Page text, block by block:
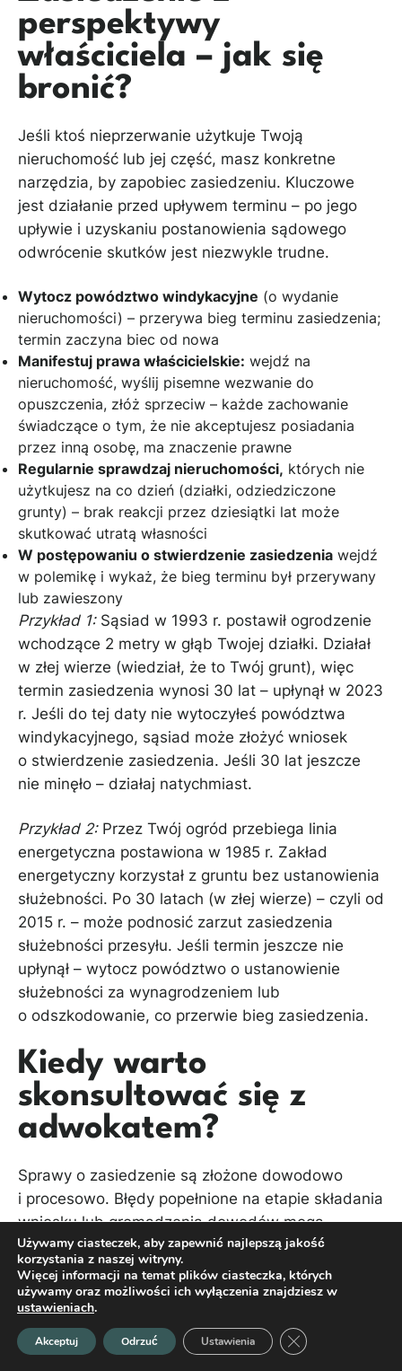
perspektywy
właściciela – jak się
bronić?
Jeśli ktoś nieprzerwanie użytkuje Twoją
nieruchomość lub jej część, masz konkretne
narzędzia, by zapobiec zasiedzeniu. Kluczowe
jest działanie przed upływem terminu – po jego
upływie i uzyskaniu postanowienia sądowego
odwrócenie skutków jest niezwykle trudne.
Wytocz powództwo windykacyjne (o wydanie
nieruchomości) – przerywa bieg terminu zasiedzenia;
termin zaczyna biec od nowa
Manifestuj prawa właścicielskie: wejdź na
nieruchomość, wyślij pisemne wezwanie do
opuszczenia, złóż sprzeciw – każde zachowanie
świadczące o tym, że nie akceptujesz posiadania
przez inną osobę, ma znaczenie prawne
Regularnie sprawdzaj nieruchomości, których nie
użytkujesz na co dzień (działki, odziedziczone
grunty) – brak reakcji przez dziesiątki lat może
skutkować utratą własności
W postępowaniu o stwierdzenie zasiedzenia wejdź
w polemikę i wykaż, że bieg terminu był przerywany
lub zawieszony
Przykład 1:Sąsiad w 1993 r. postawił ogrodzenie
wchodzące 2 metry w głąb Twojej działki. Działał
w złej wierze (wiedział, że to Twój grunt), więc
termin zasiedzenia wynosi 30 lat – upłynął w 2023
r. Jeśli do tej daty nie wytoczyłeś powództwa
windykacyjnego, sąsiad może złożyć wniosek
o stwierdzenie zasiedzenia. Jeśli 30 lat jeszcze
nie minęło – działaj natychmiast.
Przykład 2:Przez Twój ogród przebiega linia
energetyczna postawiona w 1985 r. Zakład
energetyczny korzystał z gruntu bez ustanowienia
służebności. Po 30 latach (w złej wierze) – czyli od
2015 r. – może podnosić zarzut zasiedzenia
służebności przesyłu. Jeśli termin jeszcze nie
upłynął – wytocz powództwo o ustanowienie
służebności za wynagrodzeniem lub
o odszkodowanie, co przerwie bieg zasiedzenia.
Kiedy warto
skonsultować się z
adwokatem?
Sprawy o zasiedzenie są złożone dowodowo
i procesowo. Błędy popełnione na etapie składania
wniosku lub gromadzenia dowodów mogą
skutkować oddaleniem wniosku, mimo
faktycznego spełnienia przesłanek. Szczególnie
warto zasięgnąć porady prawnej, gdy:
Nie wiesz, czy posiadujesz nieruchomość samoistnie
w rozumieniu Kodeksu cywilnego (np. masz umowę
Używamy ciasteczek, aby zapewnić najlepszą jakość
korzystania z naszej witryny.
Więcej informacji na temat plików ciasteczka, których
używamy oraz możliwości ich wyłączenia znajdziesz w
ustawieniach.
Akceptuj Odrzuć Ustawienia Zamknij panel